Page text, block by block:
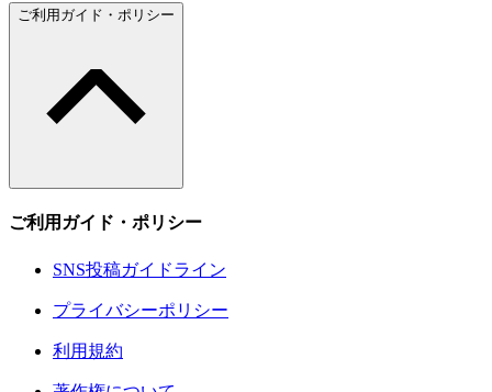
ご利用ガイド・ポリシー
ご利用ガイド・ポリシー
SNS投稿ガイドライン
プライバシーポリシー
利用規約